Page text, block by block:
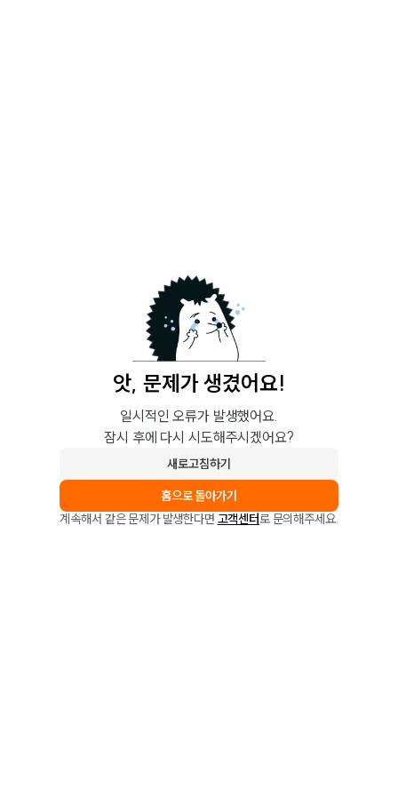
앗, 문제가 생겼어요!
일시적인 오류가 발생했어요.
잠시 후에 다시 시도해주시겠어요?
새로고침하기
홈으로 돌아가기
계속해서 같은 문제가 발생한다면 고객센터로 문의해주세요.